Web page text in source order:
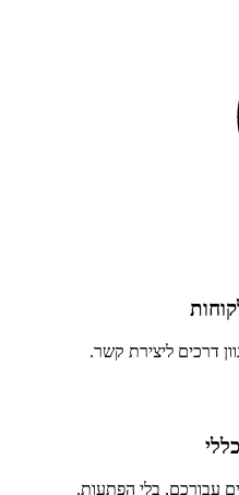
דרכים ליצירת קשר.
עבורכם, בלי הפתעות.